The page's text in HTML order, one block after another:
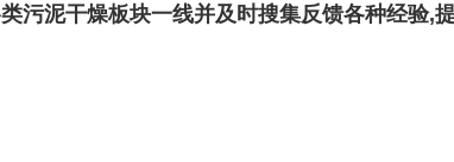
泥干燥板块一线并及时搜集反馈各种经验,